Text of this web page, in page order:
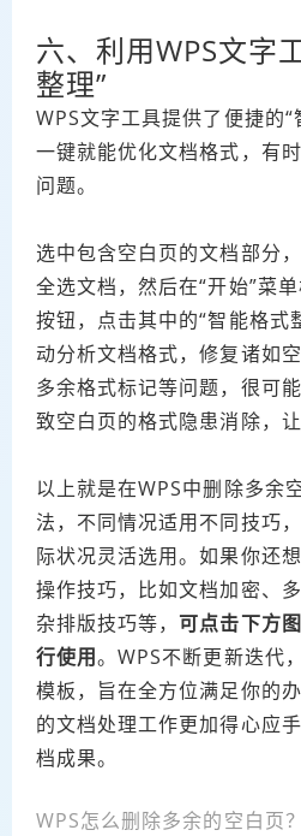
六、利用WPS文字
整理”
WPS文字工具提供了便捷的“
一键就能优化文档格式，有
问题。
选中包含空白页的文档部分
全选文档，然后在“开始”菜
按钮，点击其中的“智能格式
动分析文档格式，修复诸如
多余格式标记等问题，很可
致空白页的格式隐患消除，
以上就是在WPS中删除多余
法，不同情况适用不同技巧
际状况灵活选用。如果你还
操作技巧，比如文档加密、
杂排版技巧等， 可点击下方图
行使用。WPS不断更新迭代
模板，旨在全方位满足你的
的文档处理工作更加得心应
档成果。
WPS怎么删除多余的空白页